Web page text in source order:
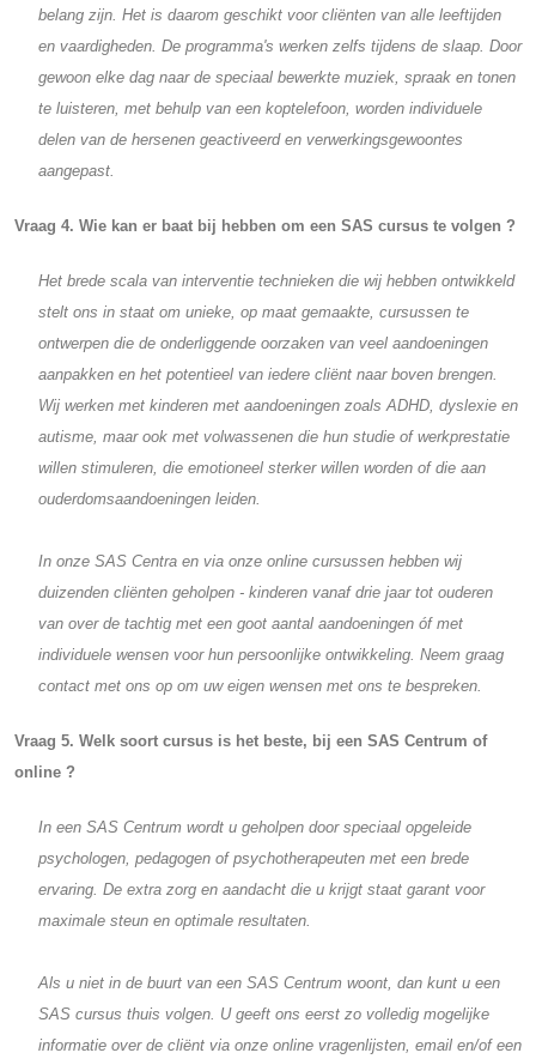
belang zijn. Het is daarom geschikt voor cliënten van alle leeftijden
en vaardigheden. De programma's werken zelfs tijdens de slaap. Door
gewoon elke dag naar de speciaal bewerkte muziek, spraak en tonen
te luisteren, met behulp van een koptelefoon, worden individuele
delen van de hersenen geactiveerd en verwerkingsgewoontes
aangepast.
Vraag 4. Wie kan er baat bij hebben om een SAS cursus te volgen ?
Het brede scala van interventie technieken die wij hebben ontwikkeld
stelt ons in staat om unieke, op maat gemaakte, cursussen te
ontwerpen die de onderliggende oorzaken van veel aandoeningen
aanpakken en het potentieel van iedere cliënt naar boven brengen.
Wij werken met kinderen met aandoeningen zoals ADHD, dyslexie en
autisme, maar ook met volwassenen die hun studie of werkprestatie
willen stimuleren, die emotioneel sterker willen worden of die aan
ouderdomsaandoeningen leiden.
In onze SAS Centra en via onze online cursussen hebben wij
duizenden cliënten geholpen - kinderen vanaf drie jaar tot ouderen
van over de tachtig met een goot aantal aandoeningen óf met
individuele wensen voor hun persoonlijke ontwikkeling. Neem graag
contact met ons op om uw eigen wensen met ons te bespreken.
Vraag 5. Welk soort cursus is het beste, bij een SAS Centrum of
online ?
In een SAS Centrum wordt u geholpen door speciaal opgeleide
psychologen, pedagogen of psychotherapeuten met een brede
ervaring. De extra zorg en aandacht die u krijgt staat garant voor
maximale steun en optimale resultaten.
Als u niet in de buurt van een SAS Centrum woont, dan kunt u een
SAS cursus thuis volgen. U geeft ons eerst zo volledig mogelijke
informatie over de cliënt via onze online vragenlijsten, email en/of een